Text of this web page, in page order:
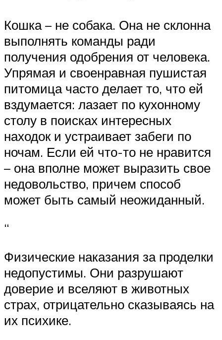
Кошка – не собака. Она не склонна
выполнять команды ради
получения одобрения от человека.
Упрямая и своенравная пушистая
питомица часто делает то, что ей
вздумается: лазает по кухонному
столу в поисках интересных
находок и устраивает забеги по
ночам. Если ей что-то не нравится
– она вполне может выразить свое
недовольство, причем способ
может быть самый неожиданный.
“
Физические наказания за проделки
недопустимы. Они разрушают
доверие и вселяют в животных
страх, отрицательно сказываясь на
их психике.